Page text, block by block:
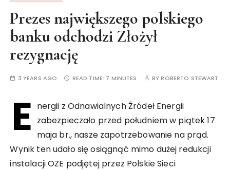
Prezes największego polskiego
banku odchodzi Złożył
rezygnację
3 YEARS AGO READ TIME: 7 MINUTES BYROBERTO STEWART
E nergii z Odnawialnych Źródeł Energii
zabezpieczało przed południem w piątek 17
maja br., nasze zapotrzebowanie na prąd.
Wynik ten udało się osiągnąć mimo dużej redukcji
instalacji OZE podjętej przez Polskie Sieci